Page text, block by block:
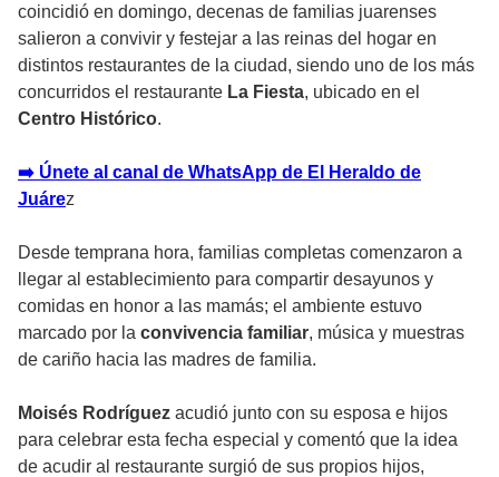
coincidió en domingo, decenas de familias juarenses
salieron a convivir y festejar a las reinas del hogar en
distintos restaurantes de la ciudad, siendo uno de los más
concurridos el restaurante La Fiesta, ubicado en el
Centro Histórico.
➡️ Únete al canal de WhatsApp de El Heraldo de
Juárez
Desde temprana hora, familias completas comenzaron a
llegar al establecimiento para compartir desayunos y
comidas en honor a las mamás; el ambiente estuvo
marcado por la convivencia familiar, música y muestras
de cariño hacia las madres de familia.
Moisés Rodríguez acudió junto con su esposa e hijos
para celebrar esta fecha especial y comentó que la idea
de acudir al restaurante surgió de sus propios hijos,